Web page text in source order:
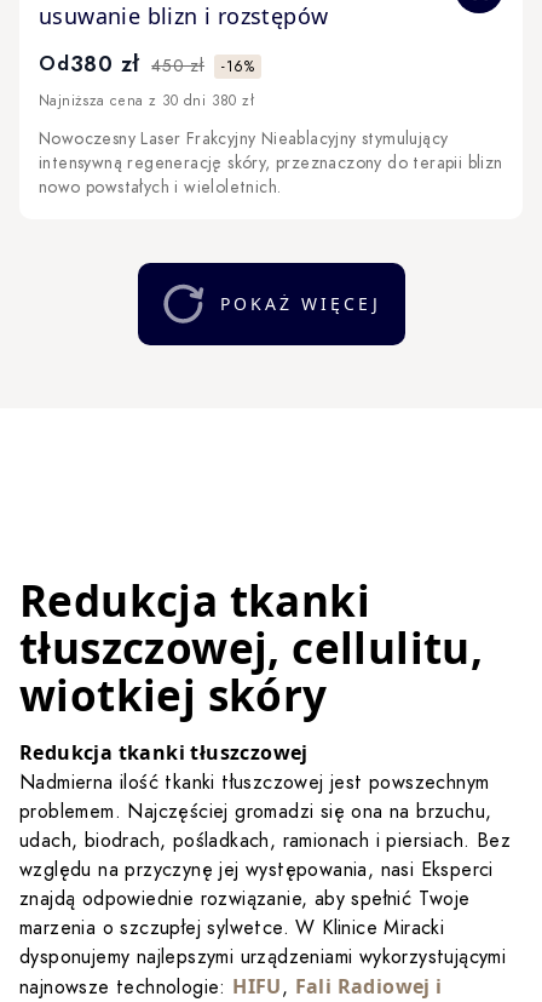
usuwanie blizn i rozstępów
Od380 zł 450 zł
-16%
Najniższa cena z 30 dni 380 zł
Nowoczesny Laser Frakcyjny Nieablacyjny stymulujący
intensywną regenerację skóry, przeznaczony do terapii blizn
nowo powstałych i wieloletnich.
POKAŻ WIĘCEJ
Redukcja tkanki
tłuszczowej, cellulitu,
wiotkiej skóry
Redukcja tkanki tłuszczowej
Nadmierna ilość tkanki tłuszczowej jest powszechnym
problemem. Najczęściej gromadzi się ona na brzuchu,
udach, biodrach, pośladkach, ramionach i piersiach. Bez
względu na przyczynę jej występowania, nasi Eksperci
znajdą odpowiednie rozwiązanie, aby spełnić Twoje
marzenia o szczupłej sylwetce. W Klinice Miracki
dysponujemy najlepszymi urządzeniami wykorzystującymi
najnowsze technologie: HIFU, Fali Radiowej i